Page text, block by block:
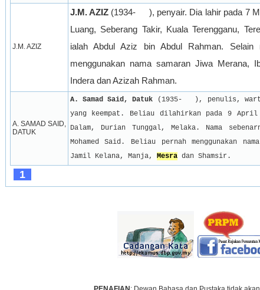
J.M. AZIZ
J.M. AZIZ (1934-
), penyair. Dia lahir pada 7
Luang, Seberang Takir, Kuala Terengganu,
ialah Abdul Aziz bin Abdul Rahman.
menggunakan nama samaran Jiwa Merana,
Indera dan Azizah Rahman.
A. SAMAD SAID,
DATUK
A. Samad Said, Datuk (1935-
), penulis,
yang keempat. Beliau dilahirkan pada 9 April
Dalam, Durian Tunggal, Melaka. Nama
Mohamed Said. Beliau pernah menggunakan
Jamil Kelana, Manja, Mesra dan Shamsir.
1